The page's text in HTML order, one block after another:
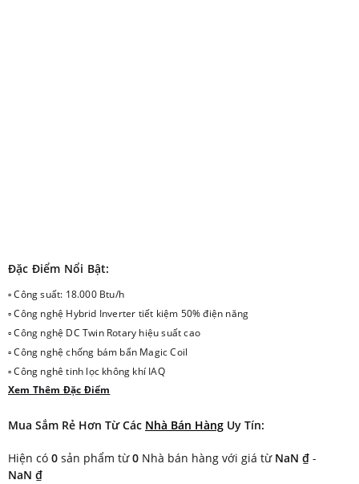
Đặc Điểm Nổi Bật:
▫ Công suất: 18.000 Btu/h
▫ Công nghệ Hybrid Inverter tiết kiệm 50% điện năng
▫ Công nghệ DC Twin Rotary hiệu suất cao
▫ Công nghệ chống bám bẩn Magic Coil
▫ Công nghê tinh lọc không khí IAQ
▫ Lưới lọc chống nấm mốc
▫ Chế độ làm lạnh nhanh
▫ Điều chỉnh 7 tốc độ quạt
Xem Thêm Đặc Điểm
Mua Sắm Rẻ Hơn Từ Các Nhà Bán Hàng Uy Tín:
Hiện có 0 sản phẩm từ0 Nhà bán hàng với giá từ NaN ₫ -
NaN ₫